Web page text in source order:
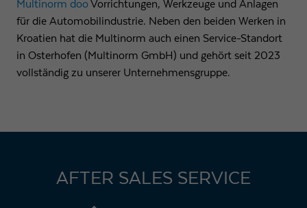
Multinorm dooVorrichtungen, Werkzeuge und Anlagen
für die Automobilindustrie. Neben den beiden Werken in
Kroatien hat die Multinorm auch einen Service-Standort
in Osterhofen (Multinorm GmbH) und gehört seit 2023
vollständig zu unserer Unternehmensgruppe.
AFTER SALES SERVICE